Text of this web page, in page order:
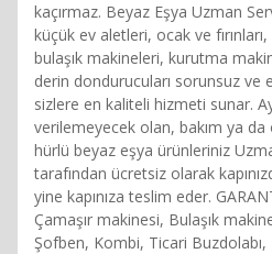
kaçırmaz. Beyaz Eşya Uzman
küçük ev aletleri, ocak ve
bulaşık makineleri, kurutma
derin dondurucuları sorunsuz ve
sizlere en kaliteli hizmeti sunar.
verilemeyecek olan, bakım ya
hürlü beyaz eşya ürünleriniz
tarafından ücretsiz olarak
yine kapınıza teslim eder.
Çamaşır makinesi, Bulaşık
Şofben, Kombi, Ticari Buzdolabı,